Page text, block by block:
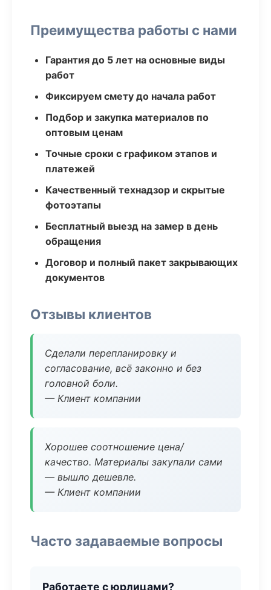
Преимущества работы с нами
Гарантия до 5 лет на основные виды
работ
Фиксируем смету до начала работ
Подбор и закупка материалов по
оптовым ценам
Точные сроки с графиком этапов и
платежей
Качественный технадзор и скрытые
фотоэтапы
Бесплатный выезд на замер в день
обращения
Договор и полный пакет закрывающих
документов
Отзывы клиентов
Сделали перепланировку и
согласование, всё законно и без
головной боли.
— Клиент компании
Хорошее соотношение цена/
качество. Материалы закупали сами
— вышло дешевле.
— Клиент компании
Часто задаваемые вопросы
Работаете с юрлицами?